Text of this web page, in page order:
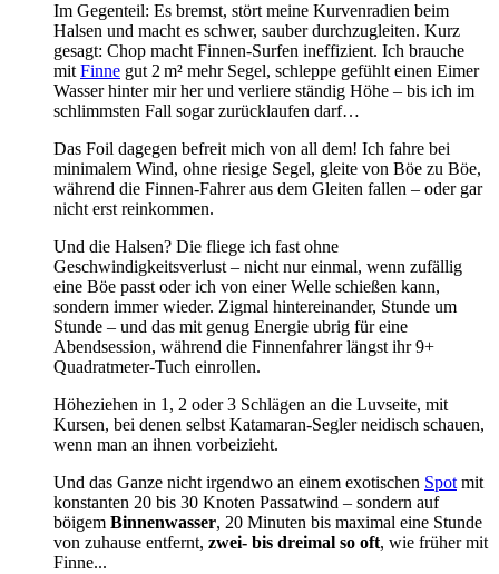
Im Gegenteil: Es bremst, stört meine Kurvenradien beim
Halsen und macht es schwer, sauber durchzugleiten. Kurz
gesagt: Chop macht Finnen-Surfen ineffizient. Ich brauche
mit Finne gut 2 m² mehr Segel, schleppe gefühlt einen Eimer
Wasser hinter mir her und verliere ständig Höhe – bis ich im
schlimmsten Fall sogar zurücklaufen darf…
Das Foil dagegen befreit mich von all dem! Ich fahre bei
minimalem Wind, ohne riesige Segel, gleite von Böe zu Böe,
während die Finnen-Fahrer aus dem Gleiten fallen – oder gar
nicht erst reinkommen.
Und die Halsen? Die fliege ich fast ohne
Geschwindigkeitsverlust – nicht nur einmal, wenn zufällig
eine Böe passt oder ich von einer Welle schießen kann,
sondern immer wieder. Zigmal hintereinander, Stunde um
Stunde – und das mit genug Energie ubrig für eine
Abendsession, während die Finnenfahrer längst ihr 9+
Quadratmeter-Tuch einrollen.
Höheziehen in 1, 2 oder 3 Schlägen an die Luvseite, mit
Kursen, bei denen selbst Katamaran-Segler neidisch schauen,
wenn man an ihnen vorbeizieht.
Und das Ganze nicht irgendwo an einem exotischen Spot mit
konstanten 20 bis 30 Knoten Passatwind – sondern auf
böigem Binnenwasser, 20 Minuten bis maximal eine Stunde
von zuhause entfernt, zwei- bis dreimal so oft, wie früher mit
Finne...